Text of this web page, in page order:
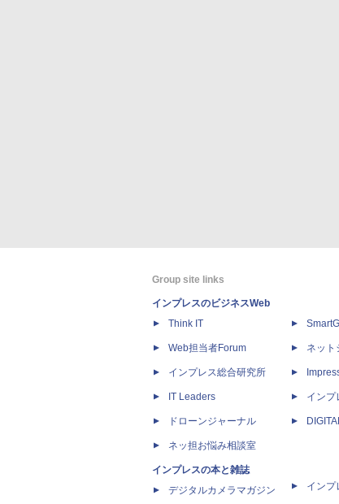
Group site links
インプレスのビジネスWeb
Think IT
Web担当者Forum
インプレス総合研究所
IT Leaders
ドローンジャーナル
ネッ担お悩み相談室
インプレスの本と雑誌
デジタルカメラマガジン
ネット
インプ
インプ